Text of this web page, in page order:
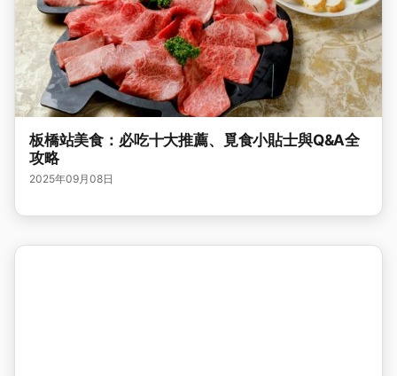
板橋站美食：必吃十大推薦、覓食小貼士與Q&A全
攻略
2025年09月08日